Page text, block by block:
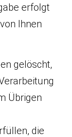
erfolgt
Ihnen
gelöscht,
Übrigen
die